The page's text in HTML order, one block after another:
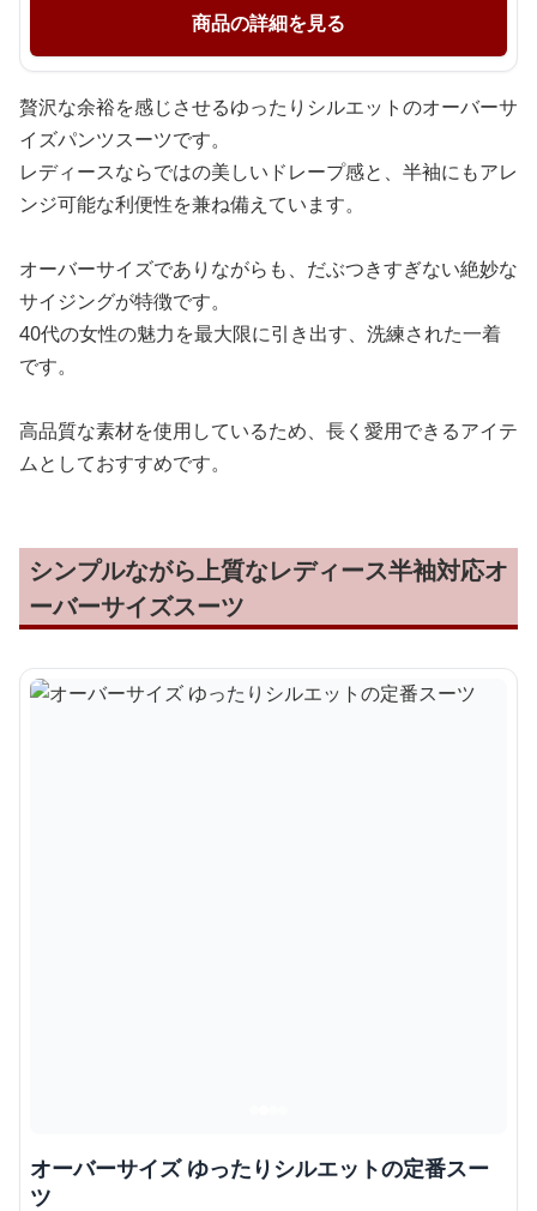
商品の詳細を見る
贅沢な余裕を感じさせるゆったりシルエットのオーバーサ
イズパンツスーツです。
レディースならではの美しいドレープ感と、半袖にもアレ
ンジ可能な利便性を兼ね備えています。
オーバーサイズでありながらも、だぶつきすぎない絶妙な
サイジングが特徴です。
40代の女性の魅力を最大限に引き出す、洗練された一着
です。
高品質な素材を使用しているため、長く愛用できるアイテ
ムとしておすすめです。
シンプルながら上質なレディース半袖対応オ
ーバーサイズスーツ
オーバーサイズ ゆったりシルエットの定番スー
ツ